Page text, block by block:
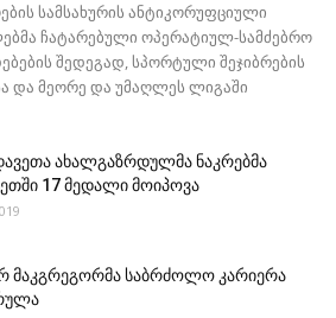
სამსახურის ანტიკორუფციული
ჩატარებული ოპერატიულ-სამძებრო
შედეგად, სპორტული შეჯიბრების
და მეორე და უმაღლეს ლიგაში
ახალგაზრდულმა ნაკრებმა
17 მედალი მოიპოვა
მაკგრეგორმა საბრძოლო კარიერა